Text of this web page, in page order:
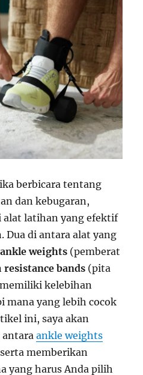
berbicara tentang
dan kebugaran,
alat latihan yang efektif
Dua di antara alat yang
ankle weights (pemberat
resistance bands (pita
kelebihan
mana yang lebih cocok
ini, saya akan
antaraankle weights
memberikan
yang harus Anda pilih